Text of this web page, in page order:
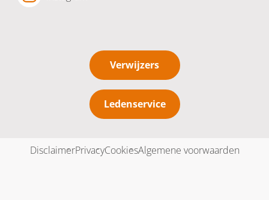
Verwijzers
Ledenservice
DisclaimerPrivacyCookiesAlgemene voorwaarden